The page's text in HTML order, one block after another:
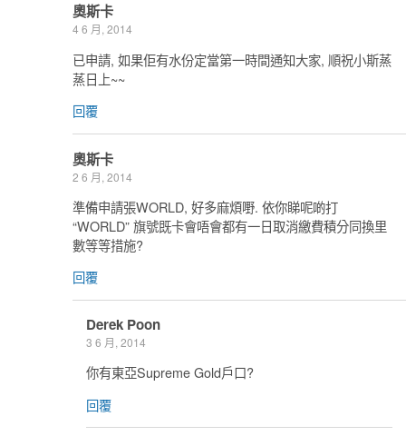
奧斯卡
4 6 月, 2014
已申請, 如果佢有水份定當第一時間通知大家, 順祝小斯蒸
蒸日上~~
回覆
奧斯卡
2 6 月, 2014
準備申請張WORLD, 好多麻煩嘢. 依你睇呢啲打
“WORLD” 旗號既卡會唔會都有一日取消繳費積分同換里
數等等措施?
回覆
Derek Poon
3 6 月, 2014
你有東亞Supreme Gold戶口?
回覆